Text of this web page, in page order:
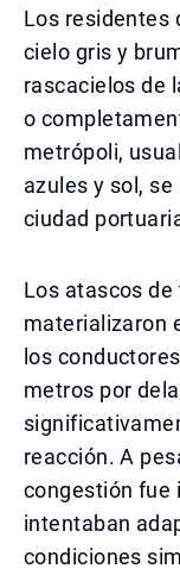
Los residentes
cielo gris y
rascacielos de
o
metrópoli,
azules y sol,
ciudad
Los atascos
materializaron
los
metros por
reacción. A
congestión fue
intentaban
condiciones